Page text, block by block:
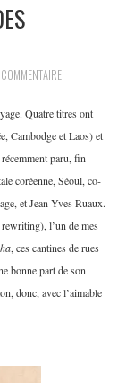
Quatre titres ont
Cambodge et Laos) et
paru, fin
coréenne, Séoul, co-
et Jean-Yves Ruaux.
l’un de mes
, ces cantines de rues
bonne part de son
donc, avec l’aimable